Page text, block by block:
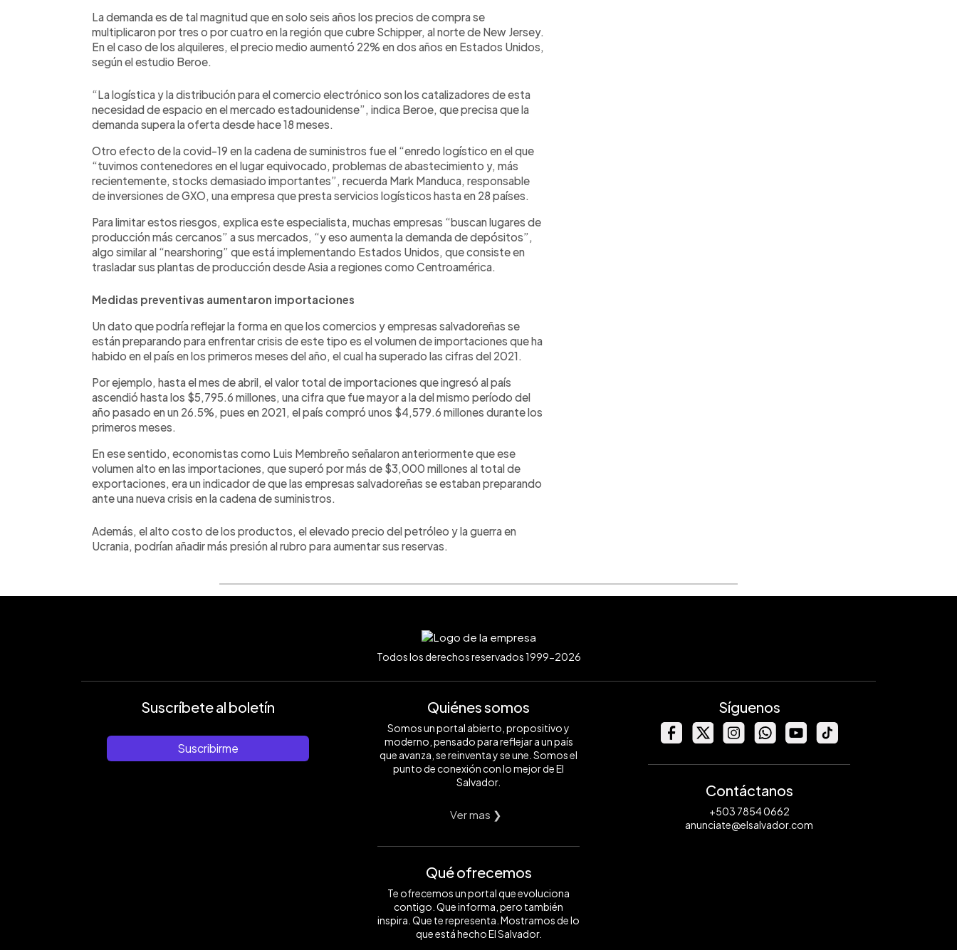
La demanda es de tal magnitud que en solo seis años los precios de compra se
multiplicaron por tres o por cuatro en la región que cubre Schipper, al norte de New Jersey.
En el caso de los alquileres, el precio medio aumentó 22% en dos años en Estados Unidos,
según el estudio Beroe.
“La logística y la distribución para el comercio electrónico son los catalizadores de esta
necesidad de espacio en el mercado estadounidense”, indica Beroe, que precisa que la
demanda supera la oferta desde hace 18 meses.
Otro efecto de la covid-19 en la cadena de suministros fue el “enredo logístico en el que
“tuvimos contenedores en el lugar equivocado, problemas de abastecimiento y, más
recientemente, stocks demasiado importantes”, recuerda Mark Manduca, responsable
de inversiones de GXO, una empresa que presta servicios logísticos hasta en 28 países.
Para limitar estos riesgos, explica este especialista, muchas empresas “buscan lugares de
producción más cercanos” a sus mercados, “y eso aumenta la demanda de depósitos”,
algo similar al “nearshoring” que está implementando Estados Unidos, que consiste en
trasladar sus plantas de producción desde Asia a regiones como Centroamérica.
Medidas preventivas aumentaron importaciones
Un dato que podría reflejar la forma en que los comercios y empresas salvadoreñas se
están preparando para enfrentar crisis de este tipo es el volumen de importaciones que ha
habido en el país en los primeros meses del año, el cual ha superado las cifras del 2021.
Por ejemplo, hasta el mes de abril, el valor total de importaciones que ingresó al país
ascendió hasta los $5,795.6 millones, una cifra que fue mayor a la del mismo período del
año pasado en un 26.5%, pues en 2021, el país compró unos $4,579.6 millones durante los
primeros meses.
En ese sentido, economistas como Luis Membreño señalaron anteriormente que ese
volumen alto en las importaciones, que superó por más de $3,000 millones al total de
exportaciones, era un indicador de que las empresas salvadoreñas se estaban preparando
ante una nueva crisis en la cadena de suministros.
Además, el alto costo de los productos, el elevado precio del petróleo y la guerra en
Ucrania, podrían añadir más presión al rubro para aumentar sus reservas.
Todos los derechos reservados 1999-2026
Suscríbete al boletín
Suscribirme
Quiénes somos
Somos un portal abierto, propositivo y
moderno, pensado para reflejar a un país
que avanza, se reinventa y se une. Somos el
punto de conexión con lo mejor de El
Salvador.
Ver mas ❯
Qué ofrecemos
Te ofrecemos un portal que evoluciona
contigo. Que informa, pero también
inspira. Que te representa. Mostramos de lo
que está hecho El Salvador.
Síguenos
Contáctanos
+503 7854 0662
anunciate@elsalvador.com